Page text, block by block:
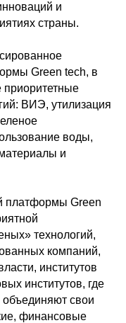
и
страны.
Green tech, в
приоритетные
ВИЭ, утилизация
воды,
и
платформы Green
технологий,
компаний,
институтов
институтов, где
объединяют свои
финансовые